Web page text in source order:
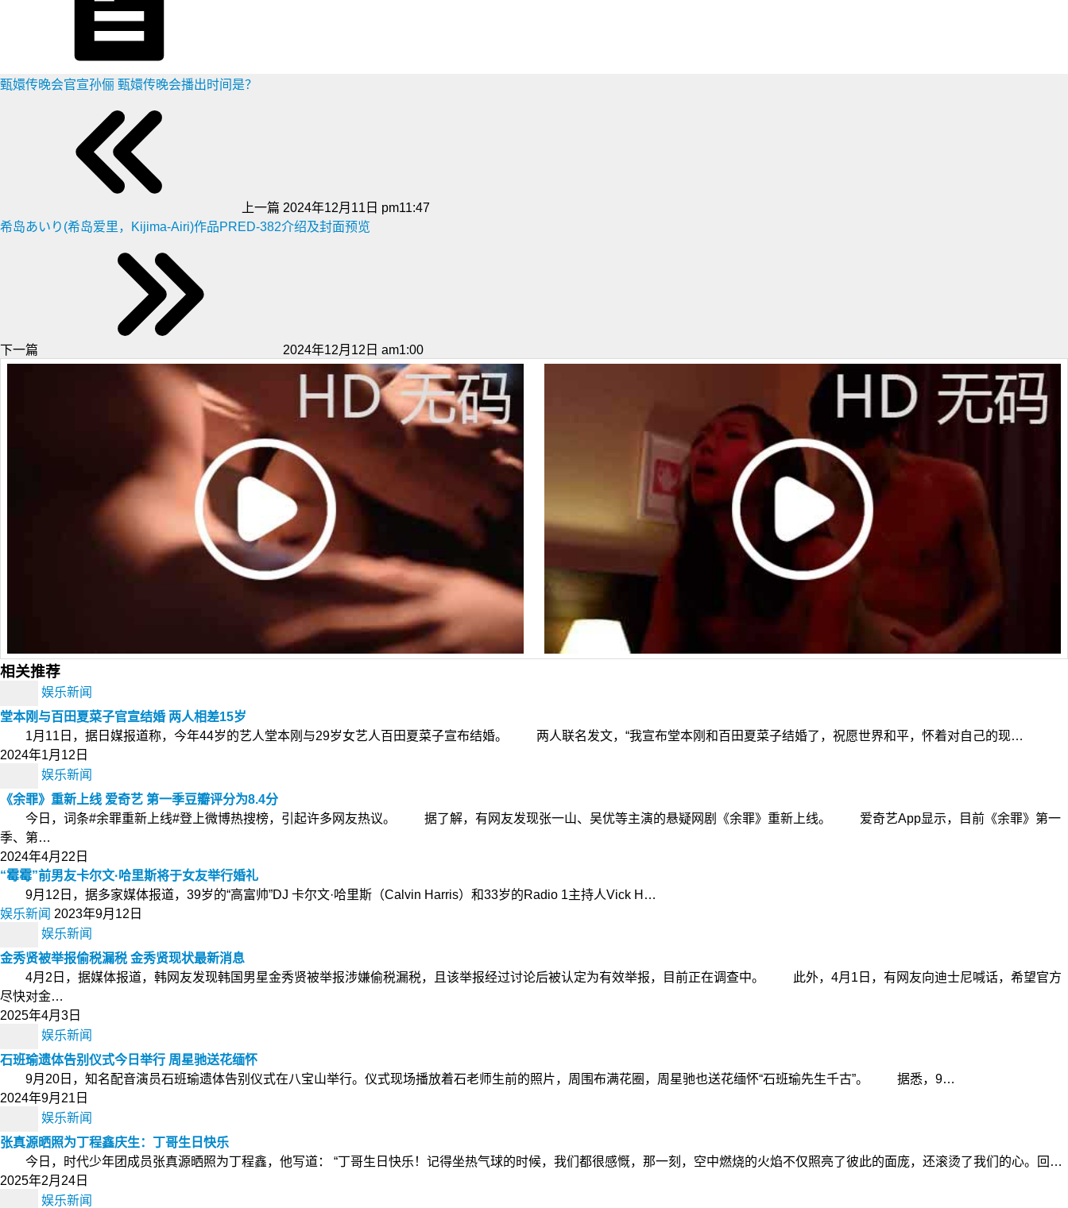
甄嬛传晚会官宣孙俪 甄嬛传晚会播出时间是？
上一篇 2024年12月11日 pm11:47
希岛あいり(希岛爱里，Kijima-Airi)作品PRED-382介绍及封面预览
下一篇 2024年12月12日 am1:00
相关推荐
娱乐新闻
堂本刚与百田夏菜子官宣结婚 两人相差15岁
1月11日，据日媒报道称，今年44岁的艺人堂本刚与29岁女艺人百田夏菜子宣布结婚。 两人联名发文，“我宣布堂本刚和百田夏菜子结婚了，祝愿世界和平，怀着对自己的现…
2024年1月12日
娱乐新闻
《余罪》重新上线 爱奇艺 第一季豆瓣评分为8.4分
今日，词条#余罪重新上线#登上微博热搜榜，引起许多网友热议。 据了解，有网友发现张一山、吴优等主演的悬疑网剧《余罪》重新上线。 爱奇艺App显示，目前《余罪》第一
季、第…
2024年4月22日
“霉霉”前男友卡尔文·哈里斯将于女友举行婚礼
9月12日，据多家媒体报道，39岁的“高富帅”DJ 卡尔文·哈里斯（Calvin Harris）和33岁的Radio 1主持人Vick H…
娱乐新闻 2023年9月12日
娱乐新闻
金秀贤被举报偷税漏税 金秀贤现状最新消息
4月2日，据媒体报道，韩网友发现韩国男星金秀贤被举报涉嫌偷税漏税，且该举报经过讨论后被认定为有效举报，目前正在调查中。 此外，4月1日，有网友向迪士尼喊话，希望官方
尽快对金…
2025年4月3日
娱乐新闻
石班瑜遗体告别仪式今日举行 周星驰送花缅怀
9月20日，知名配音演员石班瑜遗体告别仪式在八宝山举行。仪式现场播放着石老师生前的照片，周围布满花圈，周星驰也送花缅怀“石班瑜先生千古”。 据悉，9…
2024年9月21日
娱乐新闻
张真源晒照为丁程鑫庆生：丁哥生日快乐
今日，时代少年团成员张真源晒照为丁程鑫，他写道： “丁哥生日快乐！记得坐热气球的时候，我们都很感慨，那一刻，空中燃烧的火焰不仅照亮了彼此的面庞，还滚烫了我们的心。回…
2025年2月24日
娱乐新闻